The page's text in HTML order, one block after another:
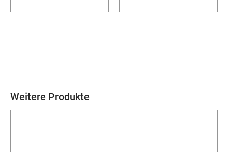
Weitere Produkte